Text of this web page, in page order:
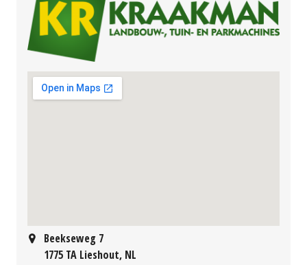
Beekseweg 7
1775 TA Lieshout, NL